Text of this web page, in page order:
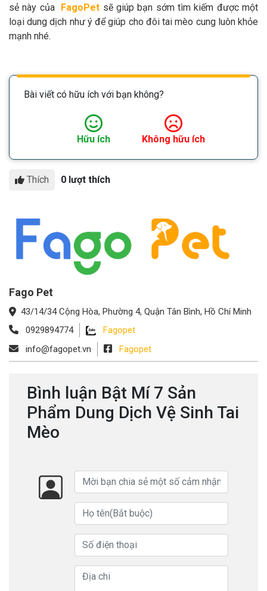
sẻ này của FagoPet sẽ giúp bạn sớm tìm kiếm được một
loại dung dịch như ý để giúp cho đôi tai mèo cung luôn khỏe
mạnh nhé.
Bài viết có hữu ích với bạn không?
Hữu ích Không hữu ích
Thích 0 lượt thích
Fago Pet
43/14/34 Cộng Hòa, Phường 4, Quận Tân Bình, Hồ Chí Minh
0929894774
Fagopet
info@fagopet.vn
Fagopet
Bình luận Bật Mí 7 Sản
Phẩm Dung Dịch Vệ Sinh Tai
Mèo